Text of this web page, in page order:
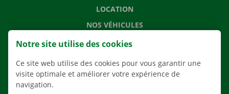
LOCATION
NOS VÉHICULES
NOS SERVICES
APPLI
Notre site utilise des cookies
Ce site web utilise des cookies pour vous garantir une
visite optimale et améliorer votre expérience de
navigation.